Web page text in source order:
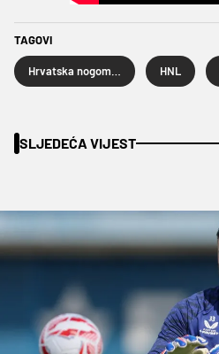
TAGOVI
HNL
SLJEDEĆA VIJEST